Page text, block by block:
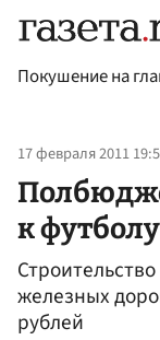
Покушение на
17 февраля 2011
к футболу
железных
рублей